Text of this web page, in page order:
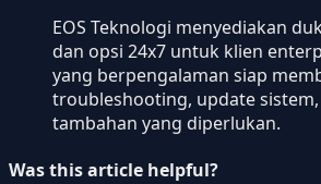
EOS Teknologi menyediakan
dan opsi 24x7 untuk klien
yang berpengalaman siap
troubleshooting, update
tambahan yang diperlukan.
Was this article helpful?